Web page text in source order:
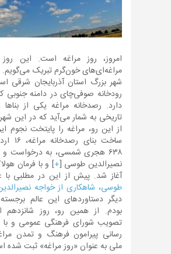
امروز، روز مراغه است. این
مراغه‌ای‌های خون‌گرم تبریک می‌گویم.
شهر بزرگ استان آذربایجان شرقی
رودخانه صوفی‌چای در دامنه جنوبی
دارد. رصدخانه مراغه یکی از
تاریخی به شمار می‌آید که در این
از این رو، مراغه را پایتخت نجوم
ساخت
۶۳۸ هجری شمسی، به درخواست
نصیرالدین طوسی [+] و با فرمان
آغاز شد. پیش از این در مطلبی با
طوسی، شاهکاری از خواجه
دیگر دستاوردهای این عالم برجسته
بودم. از همین رو، روز شانزدهم
تصویب شورای فرهنگی عمومی و
رسانی پیرامون فرهنگ و تمدن
ملی به عنوان «روز مراغه» ثبت شده